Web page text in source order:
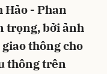
- Phan
trọng, bởi ảnh
thông cho
thông trên